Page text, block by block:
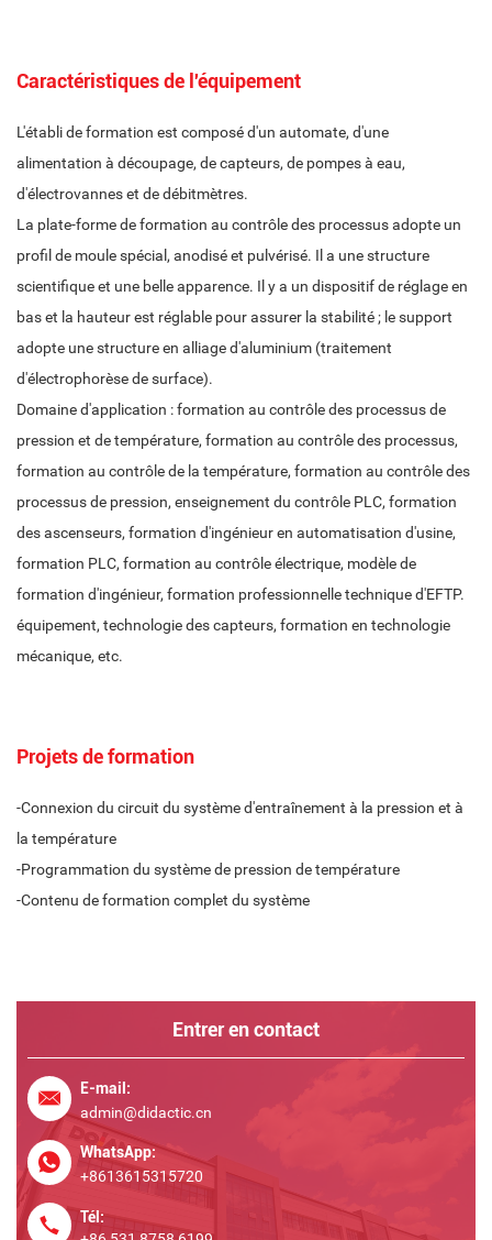
Caractéristiques de l'équipement
L'établi de formation est composé d'un automate, d'une
alimentation à découpage, de capteurs, de pompes à eau,
d'électrovannes et de débitmètres.
La plate-forme de formation au contrôle des processus adopte un
profil de moule spécial, anodisé et pulvérisé. Il a une structure
scientifique et une belle apparence. Il y a un dispositif de réglage en
bas et la hauteur est réglable pour assurer la stabilité ; le support
adopte une structure en alliage d'aluminium (traitement
d'électrophorèse de surface).
Domaine d'application : formation au contrôle des processus de
pression et de température, formation au contrôle des processus,
formation au contrôle de la température, formation au contrôle des
processus de pression, enseignement du contrôle PLC, formation
des ascenseurs, formation d'ingénieur en automatisation d'usine,
formation PLC, formation au contrôle électrique, modèle de
formation d'ingénieur, formation professionnelle technique d'EFTP.
équipement, technologie des capteurs, formation en technologie
mécanique, etc.
Projets de formation
-Connexion du circuit du système d'entraînement à la pression et à
la température
-Programmation du système de pression de température
-Contenu de formation complet du système
Entrer en contact
E-mail:
admin@didactic.cn
WhatsApp:
+8613615315720
Tél: